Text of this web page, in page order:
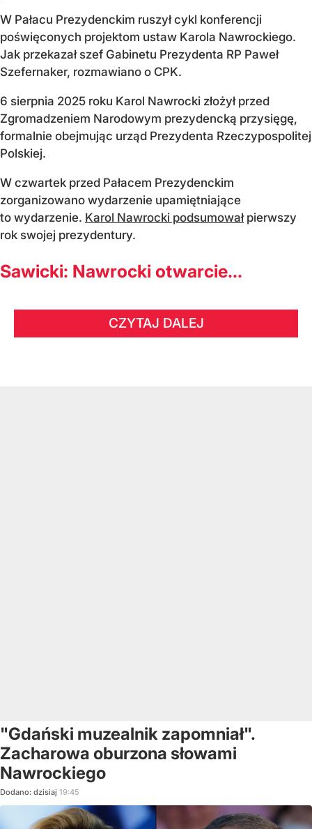
W Pałacu Prezydenckim ruszył cykl konferencji
poświęconych projektom ustaw Karola Nawrockiego.
Jak przekazał szef Gabinetu Prezydenta RP Paweł
Szefernaker, rozmawiano o CPK.
6 sierpnia 2025 roku Karol Nawrocki złożył przed
Zgromadzeniem Narodowym prezydencką przysięgę,
formalnie obejmując urząd Prezydenta Rzeczypospolitej
Polskiej.
W czwartek przed Pałacem Prezydenckim
zorganizowano wydarzenie upamiętniające
to wydarzenie. Karol Nawrocki podsumowałpierwszy
rok swojej prezydentury.
Sawicki: Nawrocki otwarcie...
CZYTAJ DALEJ
"Gdański muzealnik zapomniał".
Zacharowa oburzona słowami
Nawrockiego
Dodano: dzisiaj 19:45